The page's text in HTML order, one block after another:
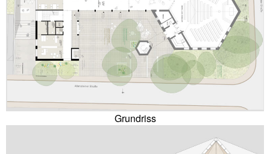
Grundriss